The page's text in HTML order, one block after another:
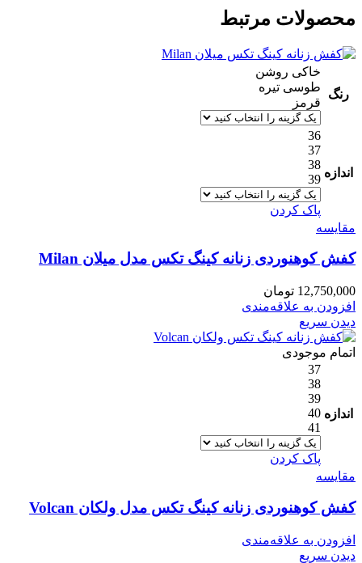
محصولات مرتبط
رنگ
خاکی روشن
طوسی تیره
قرمز
اندازه
36
37
38
39
پاک کردن
مقایسه
کفش کوهنوردی زنانه کینگ تکس مدل میلان Milan
12,750,000 تومان
افزودن به علاقه‌مندی
دیدن سریع
اتمام موجودی
اندازه
37
38
39
40
41
پاک کردن
مقایسه
کفش کوهنوردی زنانه کینگ تکس مدل ولکان Volcan
افزودن به علاقه‌مندی
دیدن سریع